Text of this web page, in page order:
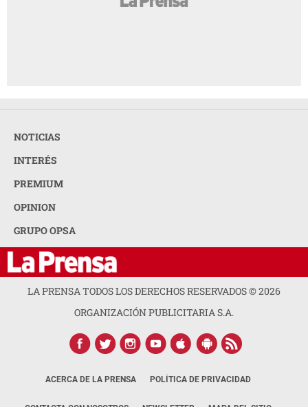
NOTICIAS
INTERÉS
PREMIUM
OPINION
GRUPO OPSA
LA PRENSA TODOS LOS DERECHOS RESERVADOS ©2026
ORGANIZACIÓN PUBLICITARIA S.A.
ACERCA DE LA PRENSA POLÍTICA DE PRIVACIDAD